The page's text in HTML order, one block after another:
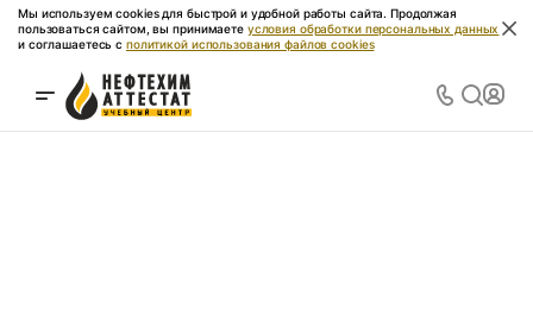
Мы используем cookies для быстрой и удобной работы сайта. Продолжая
пользоваться сайтом, вы принимаете условия обработки персональных данных
и соглашаетесь с политикой использования файлов cookies